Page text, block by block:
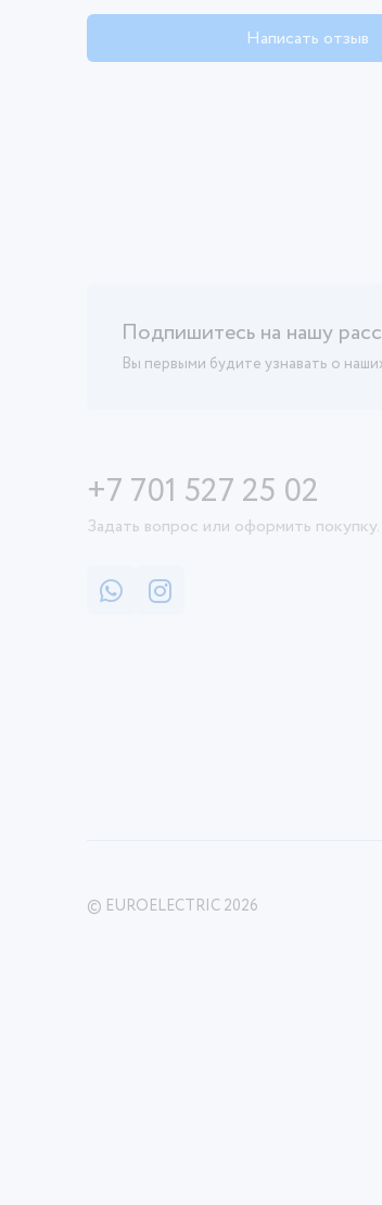
Написать отзыв
Подпишитесь на нашу
Вы первыми будите узнавать о
+7 701 527 25 02
Задать вопрос или оформить покупку.
© EUROELECTRIC 2026